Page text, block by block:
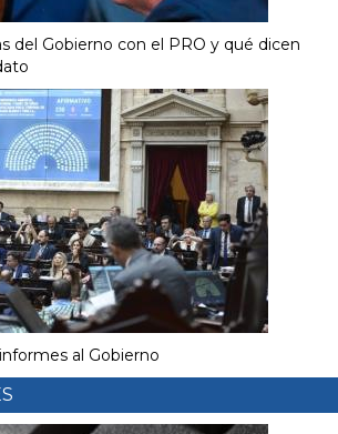
del Gobierno con el PRO y qué dicen
al Gobierno